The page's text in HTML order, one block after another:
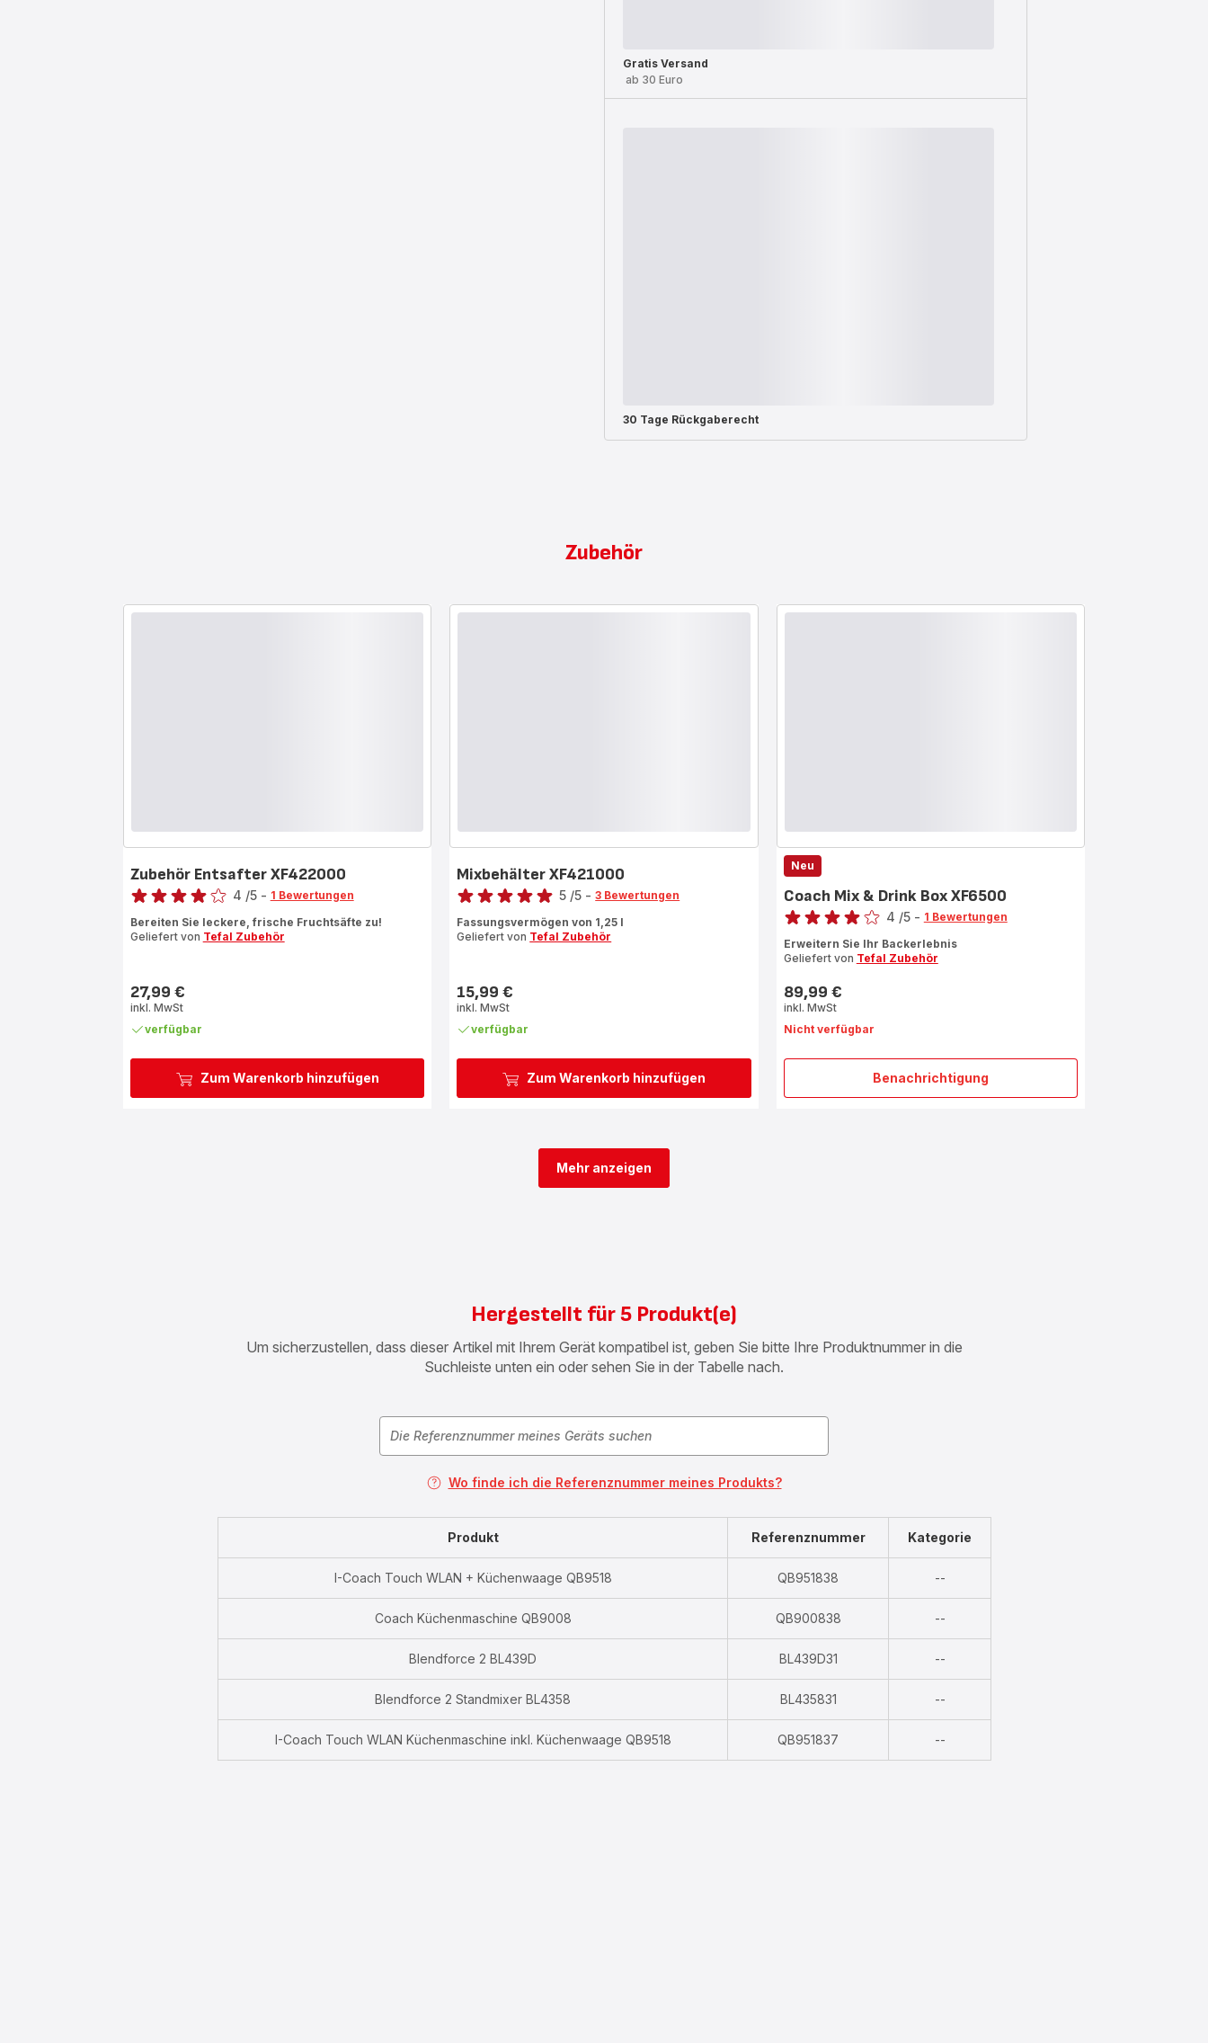
Gratis Versand
ab 30 Euro
30 Tage Rückgaberecht
Zubehör
Zum Warenkorb hinzufügen
Zubehör Entsafter XF422000
Bewertung
mit
(Durchschnitt)
4 /5 - 1 Bewertungen
Bereiten Sie leckere, frische Fruchtsäfte zu!
Geliefert von Tefal Zubehör
Preis
27,99 €
inkl. MwSt
verfügbar
Zum Warenkorb hinzufügen
Mixbehälter XF421000
Bewertung
mit
(Durchschnitt)
5 /5 - 3 Bewertungen
Fassungsvermögen von 1,25 l
Geliefert von Tefal Zubehör
Preis
15,99 €
inkl. MwSt
verfügbar
Benachrichtigung
Coach
Neu
Coach Mix & Drink Box XF6500
Bewertung
mit
Sternen
(Durchschnitt)
4 /5 - 1 Bewertungen
Erweitern Sie Ihr Backerlebnis
Geliefert von Tefal Zubehör
Preis
89,99 €
inkl. MwSt
Nicht verfügbar
Mehr anzeigen
Hergestellt für 5 Produkt(e)
Um sicherzustellen, dass dieser Artikel mit Ihrem Gerät kompatibel ist, geben Sie bitte Ihre Produktnummer in die
Suchleiste unten ein oder sehen Sie in der Tabelle nach.
Wo finde ich die Referenznummer meines Produkts?
Produkt Referenznummer Kategorie
I-Coach Touch WLAN + Küchenwaage QB9518 QB951838 --Nicht
verfügbar
Coach Küchenmaschine QB9008
QB900838 --Nicht
verfügbar
Blendforce 2 BL439D
BL439D31 --Nicht
verfügbar
Blendforce 2 Standmixer BL4358
BL435831 --Nicht
verfügbar
I-Coach Touch WLAN Küchenmaschine inkl. Küchenwaage QB9518
QB951837 --Nicht
verfügbar